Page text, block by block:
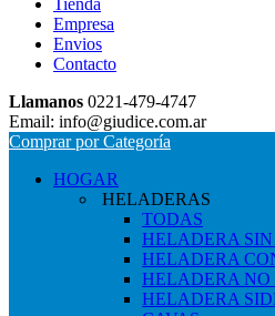
Tienda
Empresa
Envios
Contacto
Llamanos 0221-479-4747
Email: info@giudice.com.ar
Comprar por Categoría
HOGAR
HELADERAS
TODAS
HELADERA SIN
HELADERA
HELADERA NO
HELADERA